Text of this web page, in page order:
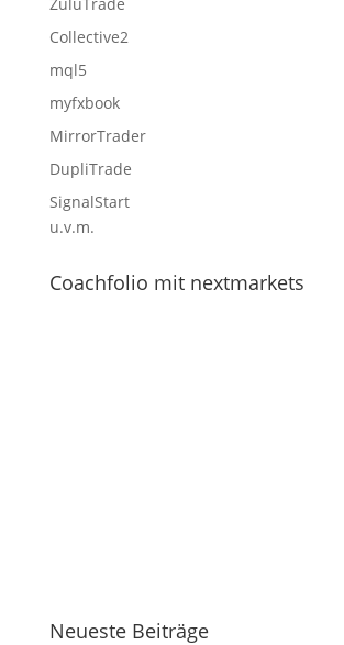
Collective2
mql5
myfxbook
MirrorTrader
DupliTrade
SignalStart
u.v.m.
Coachfolio mit nextmarkets
Neueste Beiträge